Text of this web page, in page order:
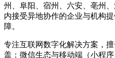
州、阜阳、宿州、六安、亳州
内接受异地协作的企业与机构
障。
专注互联网数字化解决方案，
盖：微信生态与移动端（小程